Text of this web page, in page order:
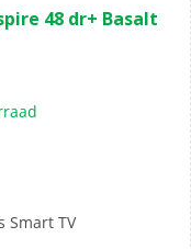
48 dr+ Basalt
Smart TV
TV desgewenst mee